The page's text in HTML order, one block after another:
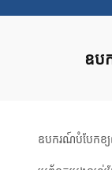
ឧប
ឧបករណ៍បំបែកខ្